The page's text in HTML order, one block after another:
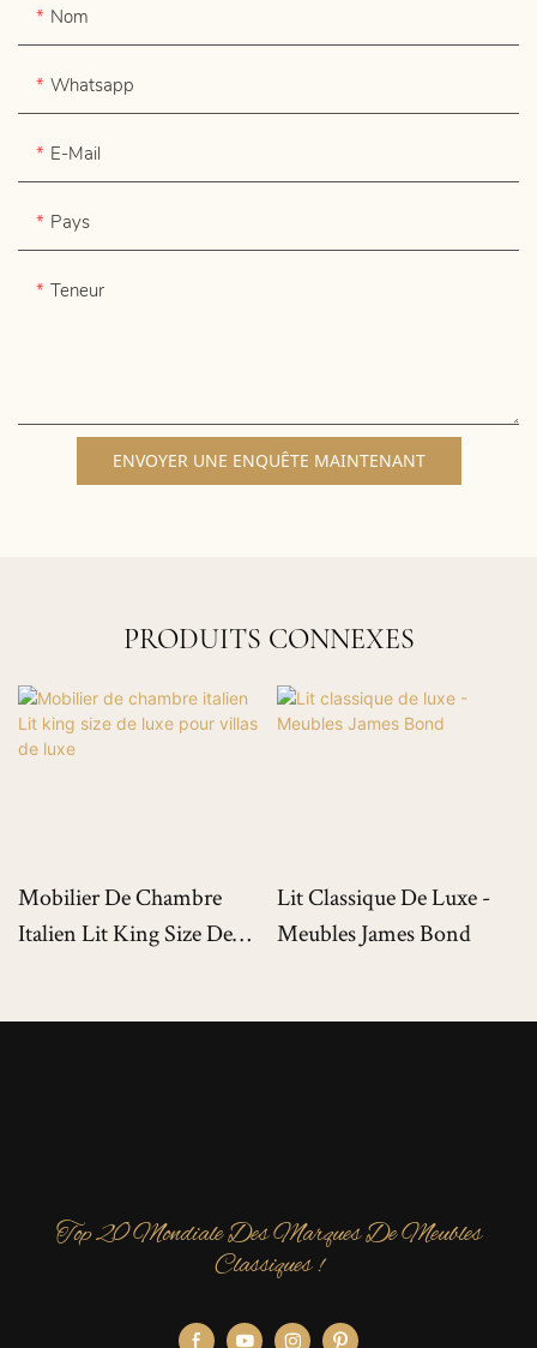
Nom
Whatsapp
E-Mail
Pays
Teneur
ENVOYER UNE ENQUÊTE MAINTENANT
PRODUITS CONNEXES
Mobilier De Chambre
Italien Lit King Size De
Lit Classique De Luxe -
Meubles James Bond
Top 20 Mondiale Des Marques De Meubles
Classiques !